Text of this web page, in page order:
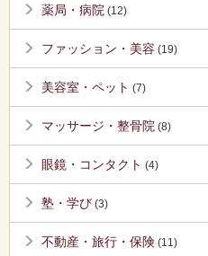
薬局・病院 (12)
ファッション・美容 (19)
美容室・ペット (7)
マッサージ・整骨院 (8)
眼鏡・コンタクト (4)
塾・学び (3)
不動産・旅行・保険 (11)